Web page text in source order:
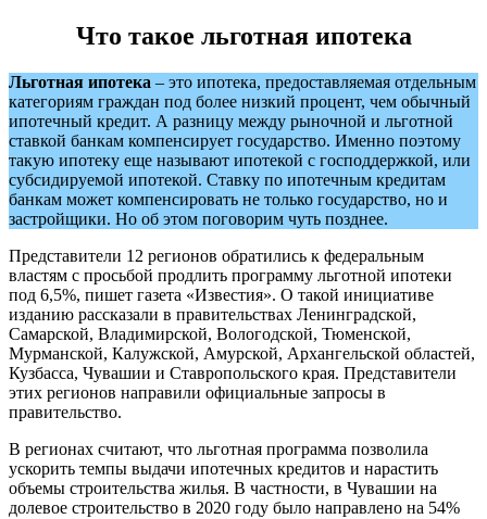
Что такое льготная ипотека
Льготная ипотека – это ипотека, предоставляемая отдельным
категориям граждан под более низкий процент, чем обычный
ипотечный кредит. А разницу между рыночной и льготной
ставкой банкам компенсирует государство. Именно поэтому
такую ипотеку еще называют ипотекой с господдержкой, или
субсидируемой ипотекой. Ставку по ипотечным кредитам
банкам может компенсировать не только государство, но и
застройщики. Но об этом поговорим чуть позднее.
Представители 12 регионов обратились к федеральным
властям с просьбой продлить программу льготной ипотеки
под 6,5%, пишет газета «Известия». О такой инициативе
изданию рассказали в правительствах Ленинградской,
Самарской, Владимирской, Вологодской, Тюменской,
Мурманской, Калужской, Амурской, Архангельской областей,
Кузбасса, Чувашии и Ставропольского края. Представители
этих регионов направили официальные запросы в
правительство.
В регионах считают, что льготная программа позволила
ускорить темпы выдачи ипотечных кредитов и нарастить
объемы строительства жилья. В частности, в Чувашии на
долевое строительство в 2020 году было направлено на 54%